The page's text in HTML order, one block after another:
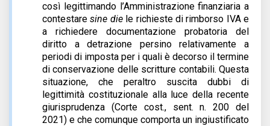
così legittimando l’Amministrazione finanziaria a
contestaresine die le richieste di rimborso IVA e
a richiedere documentazione probatoria del
diritto a detrazione persino relativamente a
periodi di imposta per i quali è decorso il termine
di conservazione delle scritture contabili. Questa
situazione, che peraltro suscita dubbi di
legittimità costituzionale alla luce della recente
giurisprudenza (Corte cost., sent. n. 200 del
2021) e che comunque comporta un ingiustificato